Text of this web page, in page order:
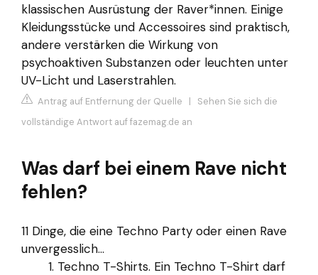
klassischen Ausrüstung der Raver*innen. Einige
Kleidungsstücke und Accessoires sind praktisch,
andere verstärken die Wirkung von
psychoaktiven Substanzen oder leuchten unter
UV-Licht und Laserstrahlen.
Antrag auf Entfernung der Quelle | Sehen Sie sich die
vollständige Antwort auf fazemag.de an
Was darf bei einem Rave nicht
fehlen?
11 Dinge, die eine Techno Party oder einen Rave
unvergesslich...
Techno T-Shirts. Ein Techno T-Shirt darf